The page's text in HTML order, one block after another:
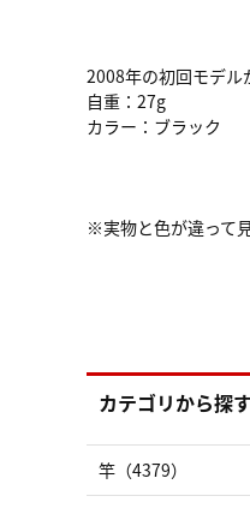
2008年の初回モデ
自重：27g
カラー：ブラック
※実物と色が違って
カテゴリから探す
竿（4379）